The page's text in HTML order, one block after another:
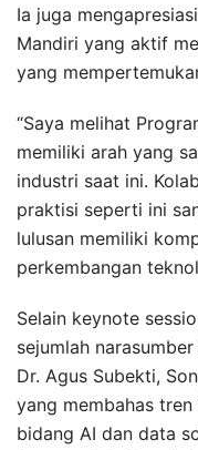
Ia juga
Mandiri yang aktif
yang
“Saya melihat
memiliki arah yang
industri saat ini.
praktisi seperti ini
lulusan memiliki
perkembangan
Selain keynote
sejumlah
Dr. Agus Subekti,
yang membahas
bidang AI dan data